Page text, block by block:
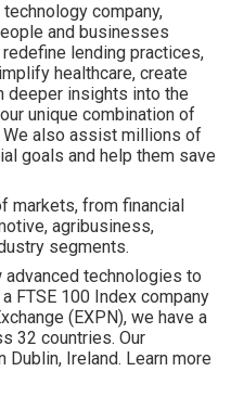
company,
and businesses
lending practices,
healthcare, create
deeper insights into the
unique combination of
We also assist millions of
goals and help them save
markets, from financial
agribusiness,
segments.
technologies to
FTSE 100 Index company
(EXPN), we have a
32 countries. Our
Dublin, Ireland. Learn more